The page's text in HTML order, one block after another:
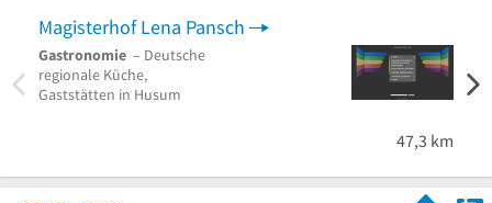
Magisterhof Lena Pansch
Gastronomie – Deutsche
regionale Küche,
Gaststätten in Husum
47,3 km